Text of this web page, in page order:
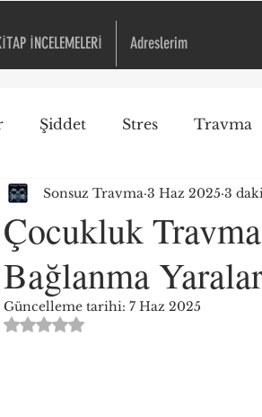
İNCELEMELERİ Adreslerim
Şiddet Stres Travma
Duyarlı Okul Travma
Kitap İncelemesi EMDR
Çocukluk
Bağlanma
Sonsuz Travma 3 Haz 2025 3
Güncelleme tarihi: 7 Haz 2025
5 üzerinden NaN yıldız